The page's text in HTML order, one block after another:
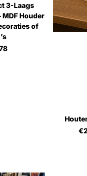
3-Laags
MDF Houder
of